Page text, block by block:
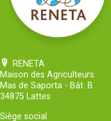
RENETA
Maison des Agriculteurs
Mas de Saporta - Bât. B
34875 Lattes
Siège social